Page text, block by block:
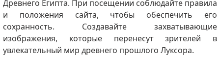
Древнего Египта. При посещении соблюдайте правила
и положения сайта, чтобы обеспечить его
сохранность. Создавайте захватывающие
изображения, которые перенесут зрителей в
увлекательный мир древнего прошлого Луксора.